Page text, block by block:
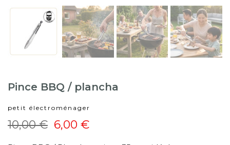
Pince BBQ / plancha
petit électroménager
10,00 € 6,00 €